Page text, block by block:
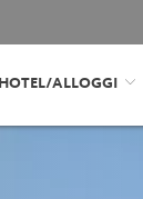
HOTEL/ALLOGGI